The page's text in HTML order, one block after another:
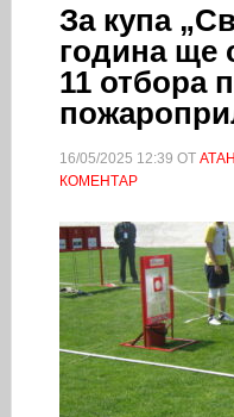
За купа
година ще
11 отбора
16/05/2025 12:39 ОТ
КОМЕНТАР